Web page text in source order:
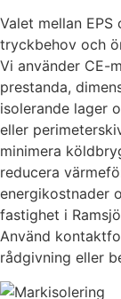
Valet mellan
tryckbehov och
Vi använder CE-
prestanda,
isolerande lager
eller
minimera
reducera
energikostnader
fastighet i
Använd
rådgivning eller